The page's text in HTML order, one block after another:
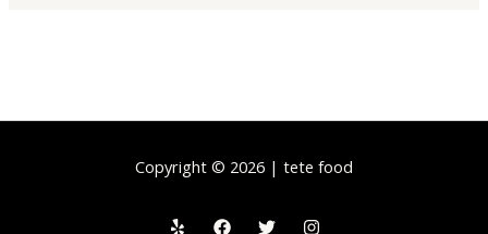
Copyright © 2026 | tete food